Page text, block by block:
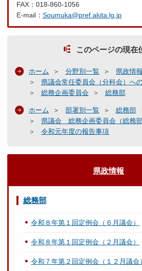
FAX：018-860-1056
E-mail： Soumuka@pref.akita.lg.jp
このページの現在
ホーム 分野別一覧
県政情報
県議会常任委員会（分科会）へ
総務企画委員会
総務部
ホーム 部署別一覧 総務部
県議会 総務企画委員会（総務部
令和元年度の報告事項
県政情報
総務部
令和８年第１回定例会（６月議会）
令和８年第１回定例会（２月議会）
令和７年第２回定例会（１２月議会）